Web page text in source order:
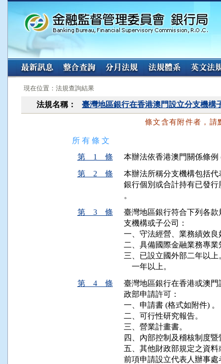
:::
現在位置：法規查詢結果
法規名稱： 臺灣地區銀行在香港澳門設立分支機構
條文含有附件者，請
所 有 條 文
第 1 條
本辦法依香港澳門關係條
第 2 條
本辦法所稱分支機構包括
銀行個別或合計持有已發
。
第 3 條
臺灣地區銀行符合下列各
支機構或子公司：
一、守法經營、業務績效
二、具備國際金融業務專
三、已設立國外部二年以
第 4 條
臺灣地區銀行在香港或澳
政部申請許可：
一、申請書 (格式如附件) 。
二、可行性研究報告。
三、營業計畫書。
四、內部控制及稽核制度
五、其他財政部規定之資料
前項申請設立代表人辦事